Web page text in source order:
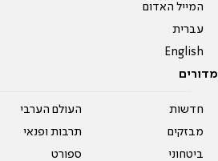
המייל האדום
עברית
English
מדורים
חדשות
מבזקים
ביטחוני
העולם הערבי
תרבות ופנאי
ספורט